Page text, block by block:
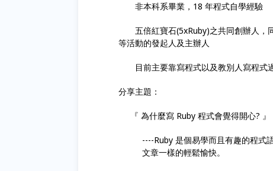
非本科系畢業，18 年程式自學經驗
五倍紅寶石(5xRuby)之共同創辦人，
等活動的發起人及主辦人
目前主要靠寫程式以及教別人寫程式過
分享主題：
『 為什麼寫 Ruby 程式會覺得開心? 』
----Ruby 是個易學而且有趣的程式
文章一樣的輕鬆愉快。